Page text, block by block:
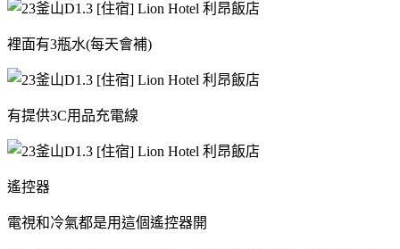
裡面有3瓶水(每天會補)
有提供3C用品充電線
遙控器
電視和冷氣都是用這個遙控器開